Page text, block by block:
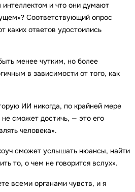
и что они думают
Соответствующий опрос
каких ответов удостоились
менее чутким, но более
в зависимости от того, как
ИИ никогда, по крайней мере
сможет достичь, — это его
человека».
сможет услышать нюансы, найти
то, о чем не говорится вслух».
всеми органами чувств, и я